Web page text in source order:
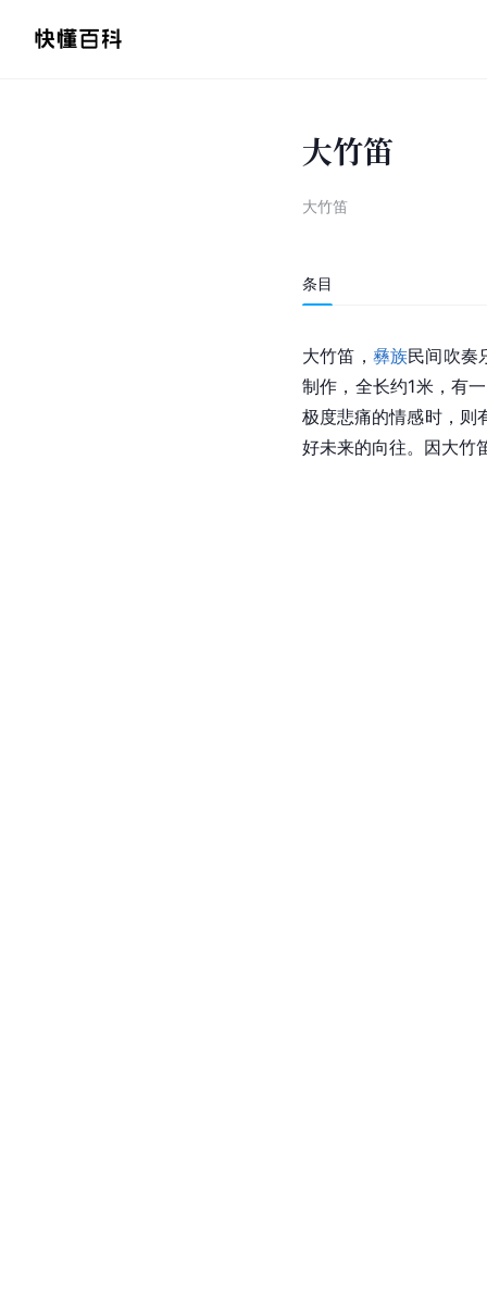
大竹笛
大竹笛
条目
大竹笛 ， 彝族民间吹奏
制作，全长约1米，有
极度悲痛的情感时，则
好未来的向往。因大竹